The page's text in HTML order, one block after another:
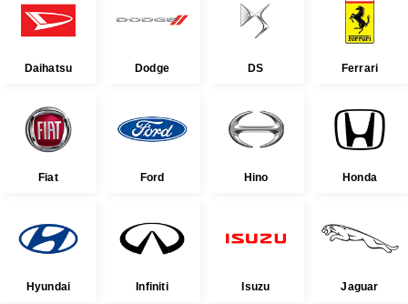
Daihatsu Dodge DS Ferrari
Fiat Ford Hino Honda
Hyundai Infiniti Isuzu Jaguar